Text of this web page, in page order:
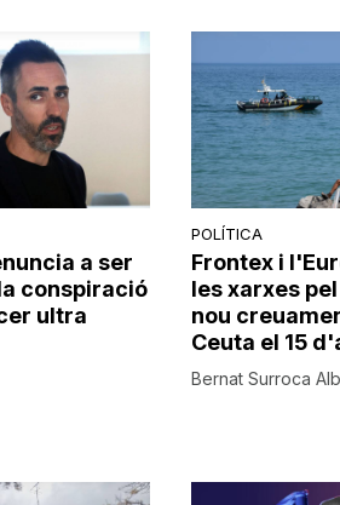
a ser
conspiració
ultra
POLÍTICA
Frontex i
les xarxes
nou
Ceuta el 15
Bernat Surroca